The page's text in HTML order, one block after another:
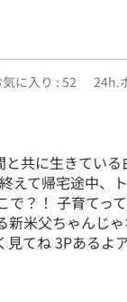
気に入り : 52 24h.
共に生きている
えて帰宅途中、
で？！ 子育てっ
新米父ちゃんじ
見てね 3Pあるよ